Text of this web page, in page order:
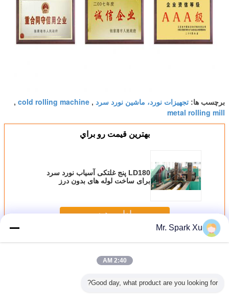
برچسب ها: تجهیزات نورد، ماشین نورد سرد ,
cold rolling machine
,
metal rolling mill
بهترين قيمت رو براي
LD180 پنج غلتکی آسیاب نورد سرد
برای ساخت لوله های بدون درز
ادامه هید
بیشنورد سرد
Mr. Spark Xu
2:40 AM
Good day, what product are you looking for?